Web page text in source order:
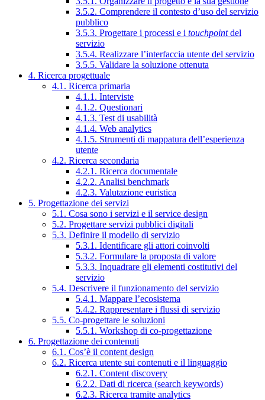
3.5.2. Comprendere il contesto d’uso del servizio
pubblico
3.5.3. Progettare i processi e i touchpointdel
servizio
3.5.4. Realizzare l’interfaccia utente del servizio
3.5.5. Validare la soluzione ottenuta
4. Ricerca progettuale
4.1. Ricerca primaria
4.1.1. Interviste
4.1.2. Questionari
4.1.3. Test di usabilità
4.1.4. Web analytics
4.1.5. Strumenti di mappatura dell’esperienza
utente
4.2. Ricerca secondaria
4.2.1. Ricerca documentale
4.2.2. Analisi benchmark
4.2.3. Valutazione euristica
5. Progettazione dei servizi
5.1. Cosa sono i servizi e il service design
5.2. Progettare servizi pubblici digitali
5.3. Definire il modello di servizio
5.3.1. Identificare gli attori coinvolti
5.3.2. Formulare la proposta di valore
5.3.3. Inquadrare gli elementi costitutivi del
servizio
5.4. Descrivere il funzionamento del servizio
5.4.1. Mappare l’ecosistema
5.4.2. Rappresentare i flussi di servizio
5.5. Co-progettare le soluzioni
5.5.1. Workshop di co-progettazione
6. Progettazione dei contenuti
6.1. Cos’è il content design
6.2. Ricerca utente sui contenuti e il linguaggio
6.2.1. Content discovery
6.2.2. Dati di ricerca (search keywords)
6.2.3. Ricerca tramite analytics